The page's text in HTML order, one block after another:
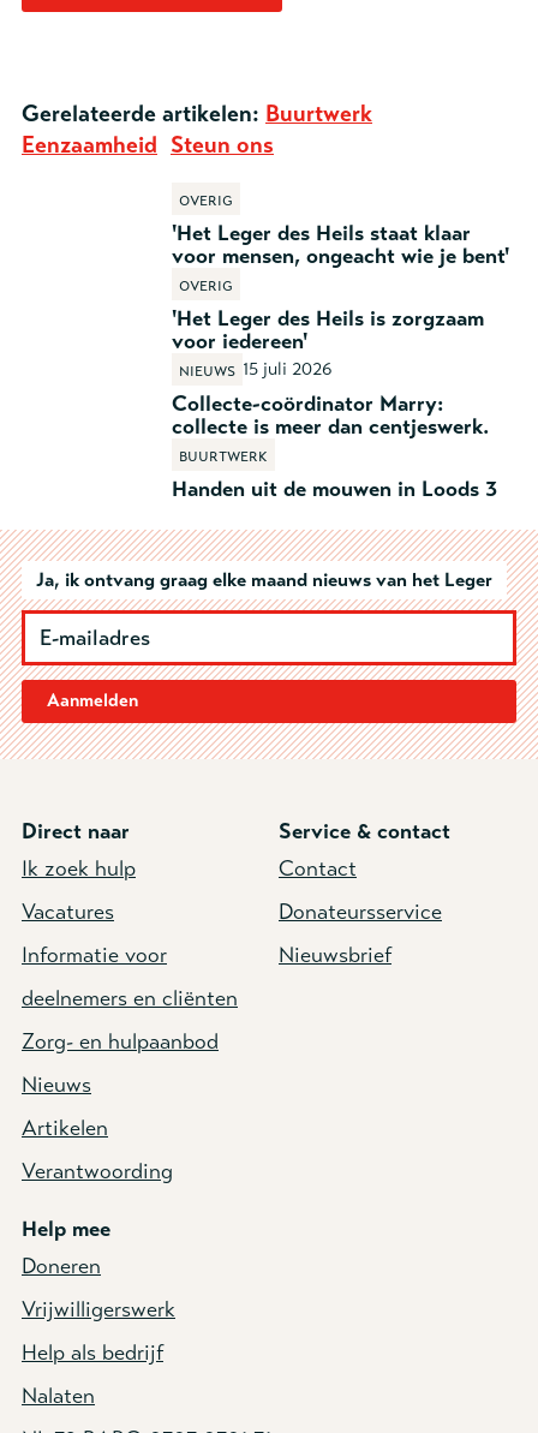
Gerelateerde artikelen: Buurtwerk
Eenzaamheid Steun ons
'Het Leger des Heils staat klaar
voor mensen, ongeacht wie je bent'
Overig
'Het Leger des Heils is zorgzaam
voor iedereen'
Overig
Collecte-coördinator Marry:
collecte is meer dan centjeswerk.
Nieuws 15 juli 2026
Handen uit de mouwen in Loods 3
Buurtwerk
Ja, ik ontvang graag elke maand nieuws van het Leger
Aanmelden
Direct naar
Ik zoek hulp
Vacatures
Informatie voor
deelnemers en cliënten
Zorg- en hulpaanbod
Nieuws
Artikelen
Verantwoording
Service & contact
Contact
Donateursservice
Nieuwsbrief
Help mee
Doneren
Vrijwilligerswerk
Help als bedrijf
Nalaten